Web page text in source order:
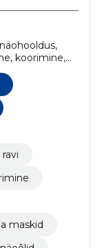
koorimine,
maskid